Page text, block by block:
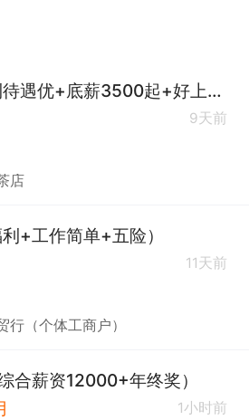
奶茶店店长（福利待遇优+底薪3500起+好上手）
9天前
店
+工作简单+五险）
11天前
（个体工商户）
合薪资12000+年终奖）
1小时前